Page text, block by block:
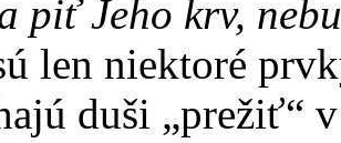
piť Jeho krv,
len niektoré
duši „prežiť“